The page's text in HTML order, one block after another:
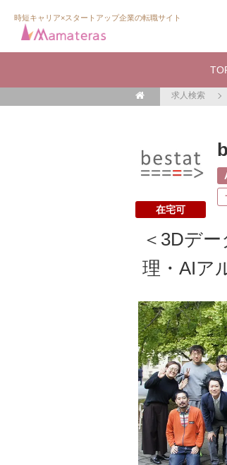
時短キャリア×スタートアップ企業の転職サイト
求人検索
在宅可
＜3Dデ
理・AIア